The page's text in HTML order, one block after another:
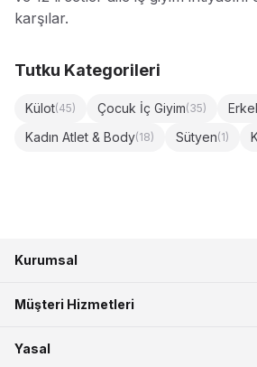
karşılar.
Tutku Kategorileri
Külot(45) Çocuk İç Giyim(35)
Kadın Atlet & Body(18) Sütyen(1)
Kurumsal
Müşteri Hizmetleri
Yasal